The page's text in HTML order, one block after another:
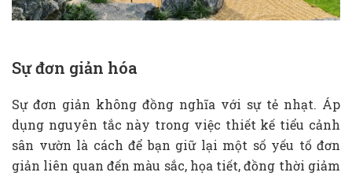
Sự đơn giản hóa
Sự đơn giản không đồng nghĩa với sự tẻ nhạt. Áp
dụng nguyên tắc này trong việc thiết kế tiểu cảnh
sân vườn là cách để bạn giữ lại một số yếu tố đơn
giản liên quan đến màu sắc, họa tiết, đồng thời giảm